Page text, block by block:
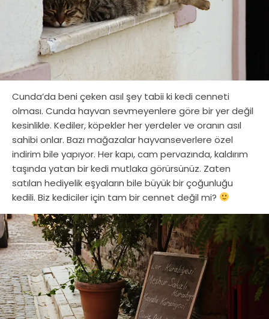
Cunda’da beni çeken asıl şey tabii ki kedi cenneti
olması. Cunda hayvan sevmeyenlere göre bir yer değil
kesinlikle. Kediler, köpekler her yerdeler ve oranın asıl
sahibi onlar. Bazı mağazalar hayvanseverlere özel
indirim bile yapıyor. Her kapı, cam pervazında, kaldırım
taşında yatan bir kedi mutlaka görürsünüz. Zaten
satılan hediyelik eşyaların bile büyük bir çoğunluğu
kedili. Biz kediciler için tam bir cennet değil mi?